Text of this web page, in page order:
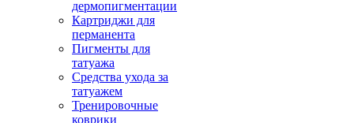
дермопигментации
Картриджи для
перманента
Пигменты для
татуажа
Средства ухода за
татуажем
Тренировочные
коврики